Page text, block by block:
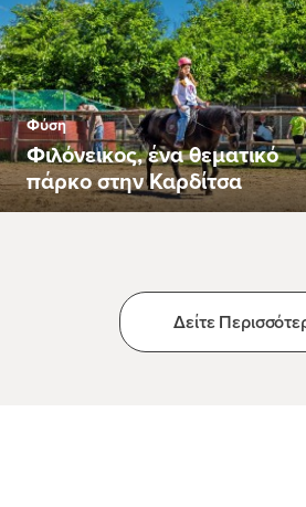
Φύση
Φιλόνεικος, ένα θεματικό
πάρκο στην Καρδίτσα
Δείτε